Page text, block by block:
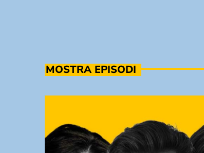
MOSTRA EPISODI
fast_forward 00:00:00 Starting here - Intro